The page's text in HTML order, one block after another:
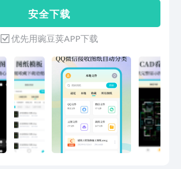
绘制、画图设计、图形设计等功能的制图
软件。手机轻松接收图纸，一键打开显示
无乱码，是一款手机CAD软件。微信QQ
接收的文件，支持一键打开，专业DWG
图纸显示更完整、更精准，支持DWG图
纸编辑、DWG批注、DWG测量、DWG
标注、CAD测量、文字查找替换等功能。
图纸支持DWG导出、PDF导出。【CAD
看图】1.支持DWG图纸格式看图，专业
的解析告别图纸乱码，显示更加完整。2.
不同的文件管理，本地、所有图纸及收藏
文件分门别类，更加一目了然。搜索的按
安 全 下 载
优先用豌豆荚APP下载